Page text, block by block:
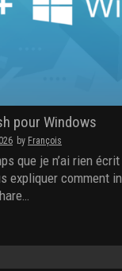
pour Windows
by François
que je n’ai rien
expliquer comment